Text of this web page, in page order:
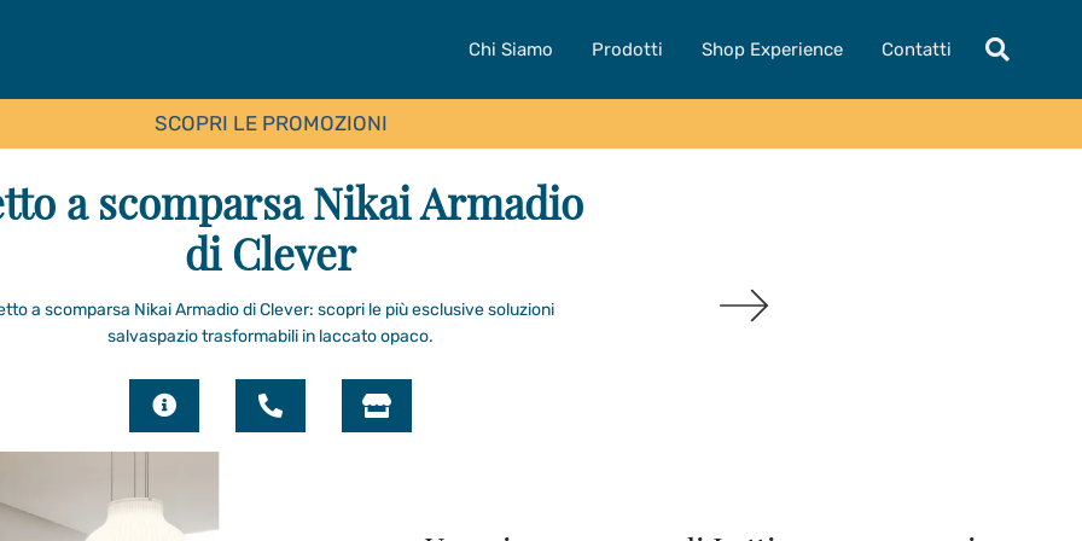
Chi Siamo Prodotti Shop Experience Contatti
SCOPRI LE PROMOZIONI
a scomparsa Nikai Armadio
di Clever
a scomparsa Nikai Armadio di Clever: scopri le più esclusive soluzioni
salvaspazio trasformabili in laccato opaco.